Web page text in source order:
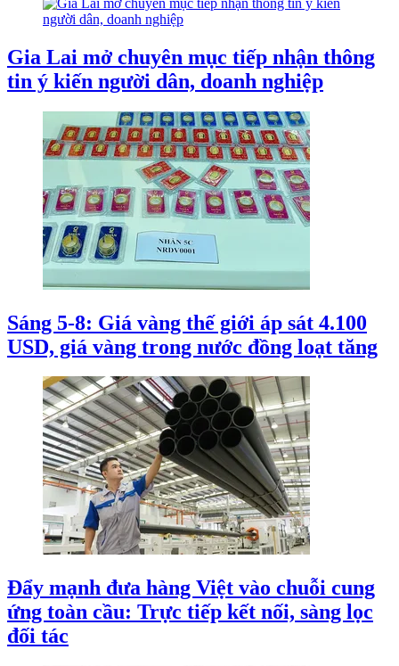
Gia Lai mở chuyên mục tiếp nhận thông
tin ý kiến người dân, doanh nghiệp
Sáng 5-8: Giá vàng thế giới áp sát 4.100
USD, giá vàng trong nước đồng loạt tăng
Đẩy mạnh đưa hàng Việt vào chuỗi cung
ứng toàn cầu: Trực tiếp kết nối, sàng lọc
đối tác